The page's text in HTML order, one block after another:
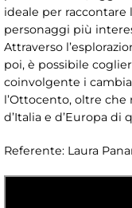
ideale per
personaggi più
Attraverso
poi, è possibile
coinvolgente i
l’Ottocento, oltre che
d’Italia e d’Europa di
Referente: Laura